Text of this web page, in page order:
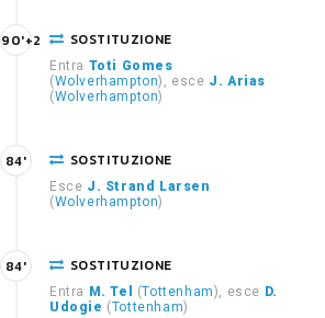
SOSTITUZIONE
Entra Toti Gomes
(Wolverhampton), esce J. Arias
(Wolverhampton)
90'+2
SOSTITUZIONE
Esce J. Strand Larsen
(Wolverhampton)
84'
SOSTITUZIONE
Entra M. Tel (Tottenham), esce D.
Udogie (Tottenham)
84'